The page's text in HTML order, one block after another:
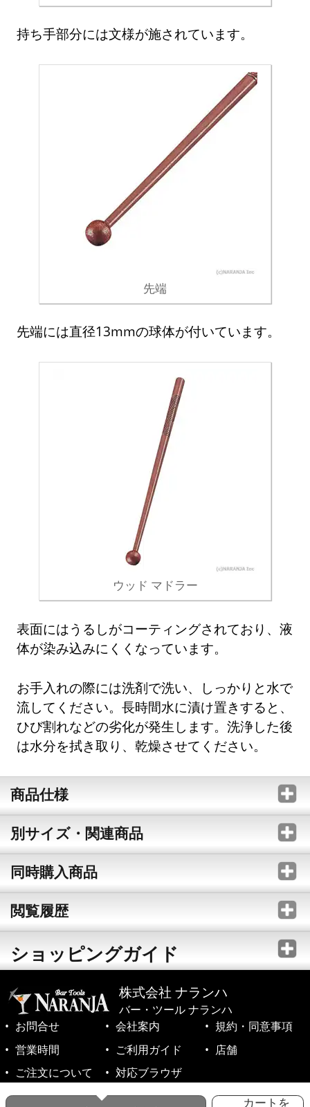
カートを
持ち手部分には文様が施されています。
先端
先端には直径13mmの球体が付いています。
ウッド マドラー
表面にはうるしがコーティングされており、液
体が染み込みにくくなっています。
お手入れの際には洗剤で洗い、しっかりと水で
流してください。長時間水に漬け置きすると、
ひび割れなどの劣化が発生します。洗浄した後
は水分を拭き取り、乾燥させてください。
商品仕様
別サイズ・関連商品
同時購入商品
閲覧履歴
ショッピングガイド
株式会社 ナランハ
バー・ツール ナランハ
お問合せ
会社案内
規約・同意事項
営業時間
ご利用ガイド
店舗
ご注文について
対応ブラウザ
©1999-2026 NARANJA Inc. All Rights Reserved.